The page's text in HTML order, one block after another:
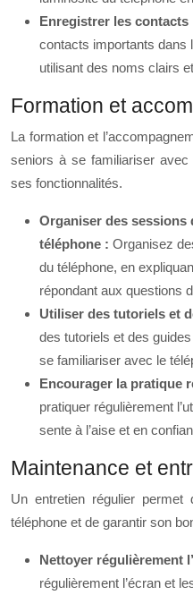
Enregistrer les contacts
contacts importants dans
utilisant des noms clairs
Formation et
La formation et
seniors à se familiariser
ses fonctionnalités.
Organiser des sessions
téléphone : Organisez
du téléphone, en
répondant aux questions
Utiliser des tutoriels et
des tutoriels et des
se familiariser avec le
Encourager la pratique
pratiquer régulièrement
sente à l’aise et en
Maintenance et
Un entretien régulier
téléphone et de garantir son
Nettoyer régulièrement
régulièrement l’écran et